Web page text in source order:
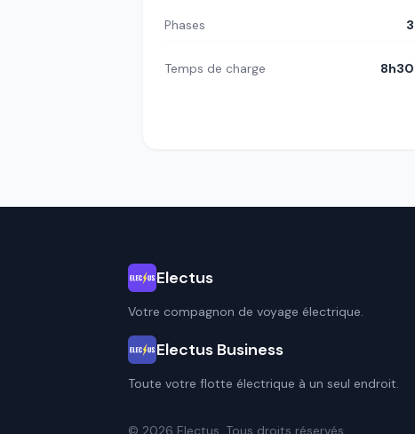
Phases 3
Temps de charge 8h30
Electus
Votre compagnon de voyage électrique.
Electus Business
Toute votre flotte électrique à un seul endroit.
© 2026 Electus. Tous droits réservés.